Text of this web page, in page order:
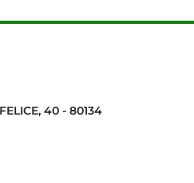
40 - 80134